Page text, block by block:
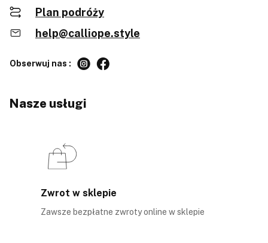
Plan podróży
help@calliope.style
Obserwuj nas :
Nasze usługi
Zwrot w sklepie
Zawsze bezpłatne zwroty online w sklepie